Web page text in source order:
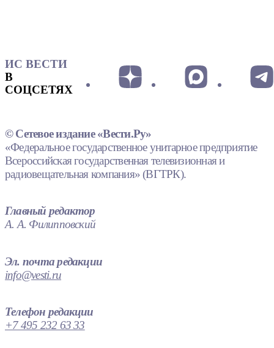
ИС ВЕСТИ
В
СОЦСЕТЯХ
© Сетевое издание «Вести.Ру»
«Федеральное государственное унитарное предприятие
Всероссийская государственная телевизионная и
радиовещательная компания» (ВГТРК).
Главный редактор
А. А. Филипповский
Эл. почта редакции
info@vesti.ru
Телефон редакции
+7 495 232 63 33